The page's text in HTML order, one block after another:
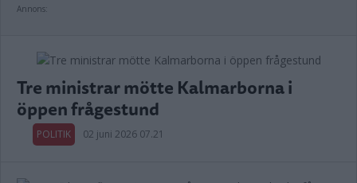
Annons:
Tre ministrar mötte Kalmarborna i
öppen frågestund
POLITIK 02 juni 2026 07.21